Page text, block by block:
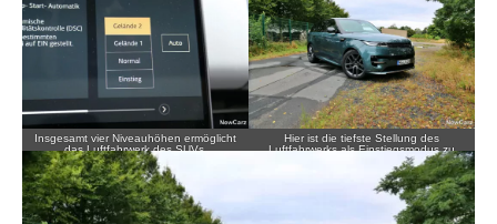
Insgesamt vier Niveauhöhen ermöglicht
das Luftfahrwerk des SUVs.
Hier ist die tiefste Stellung des
Luftfahrwerks als Einstiegsmodus zu